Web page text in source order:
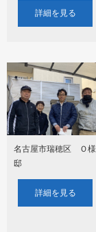
詳細を見る
名古屋市瑞穂区 Ｏ様
邸
詳細を見る